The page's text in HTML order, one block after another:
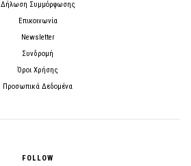
Δήλωση Συμμόρφωσης
Επικοινωνία
Newsletter
Συνδρομή
Όροι Χρήσης
Προσωπικά Δεδομένα
FOLLOW